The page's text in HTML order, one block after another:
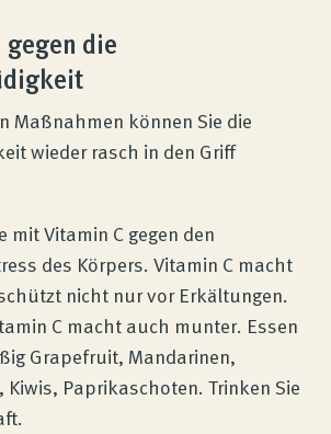
die
Maßnahmen können Sie die
wieder rasch in den Griff
mit Vitamin C gegen den
des Körpers. Vitamin C macht
nicht nur vor Erkältungen.
C macht auch munter. Essen
Grapefruit, Mandarinen,
Paprikaschoten. Trinken Sie